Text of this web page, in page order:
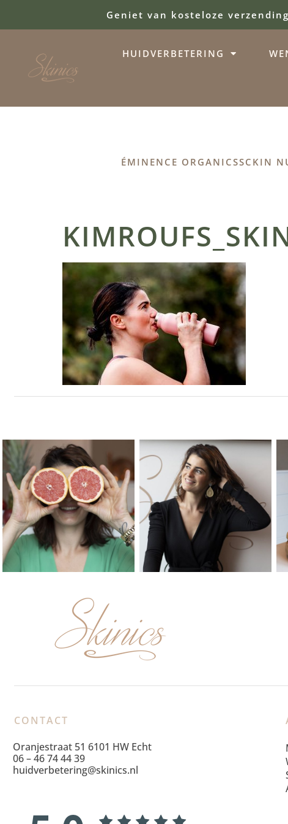
Geniet van kosteloze
HUIDVERBETERING
ÉMINENCE ORGANICSSCKIN
CONTACT
Oranjestraat 51 6101 HW Echt
06 – 46 74 44 39
huidverbetering@skinics.nl